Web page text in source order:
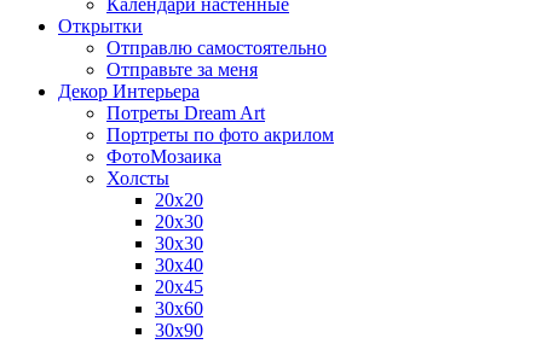
Открытки
Отправлю самостоятельно
Отправьте за меня
Декор Интерьера
Потреты Dream Art
Портреты по фото акрилом
ФотоМозаика
Холсты
20х20
20х30
30х30
30х40
20х45
30х60
30х90